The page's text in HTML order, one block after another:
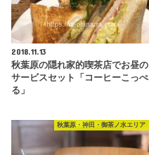
2018.11.13
秋葉原の隠れ家的喫茶店でお昼の
サービスセット「コーヒーこっぺ
る」
秋葉原・神田・御茶ノ水エリア